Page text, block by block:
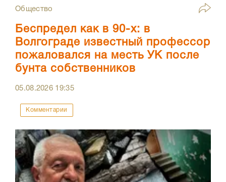
Общество
Беспредел как в 90-х: в
Волгограде известный профессор
пожаловался на месть УК после
бунта собственников
05.08.2026 19:35
Комментарии